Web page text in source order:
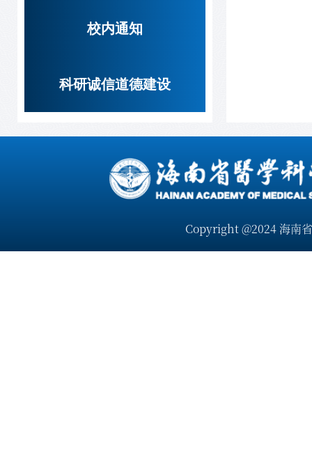
校内通知
科研诚信道德建设
Copyright @2024 海南